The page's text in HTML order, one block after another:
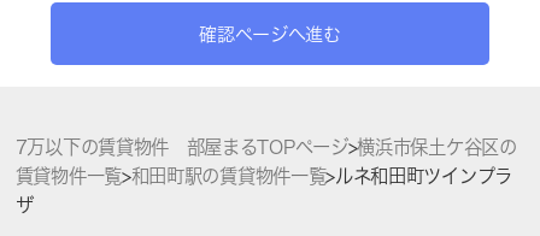
確認ページへ進む
7万以下の賃貸物件 部屋まるTOPページ>横浜市保土ケ谷区の
賃貸物件一覧>和田町駅の賃貸物件一覧>ルネ和田町ツインプラ
ザ